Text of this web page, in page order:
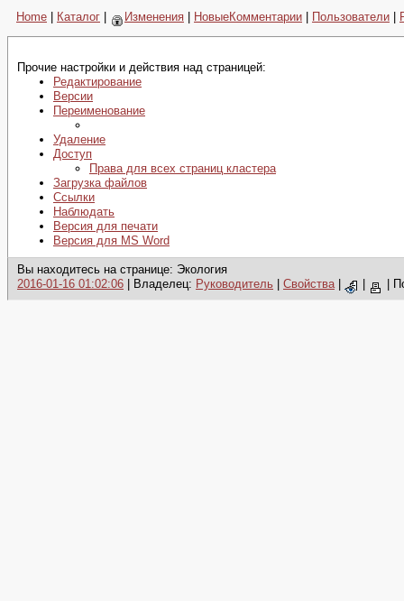
Home Каталог Изменения НовыеКомментарии Пользователи
Прочие настройки и действия над страницей:
Редактирование
Версии
Переименование
Удаление
Доступ
Права для всех страниц кластера
Загрузка файлов
Ссылки
Наблюдать
Версия для печати
Версия для MS Word
Вы находитесь на странице: Экология
2016-01-16 01:02:06 | Владелец: Руководитель Свойства|